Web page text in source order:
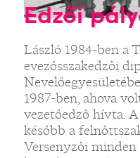
Edzői
László 1984-ben a
evezősszakedzői
1987-ben, ahova
vezetőedző hívta.
később a
Versenyzői